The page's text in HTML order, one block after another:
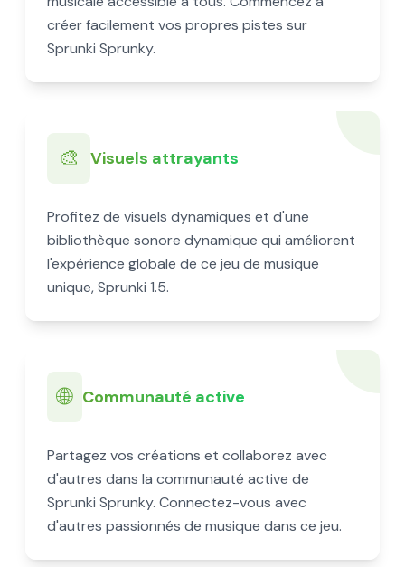
créer facilement vos propres pistes sur
Sprunki Sprunky.
🎨 Visuels attrayants
Profitez de visuels dynamiques et d'une
bibliothèque sonore dynamique qui améliorent
l'expérience globale de ce jeu de musique
unique, Sprunki 1.5.
🌐 Communauté active
Partagez vos créations et collaborez avec
d'autres dans la communauté active de
Sprunki Sprunky. Connectez-vous avec
d'autres passionnés de musique dans ce jeu.